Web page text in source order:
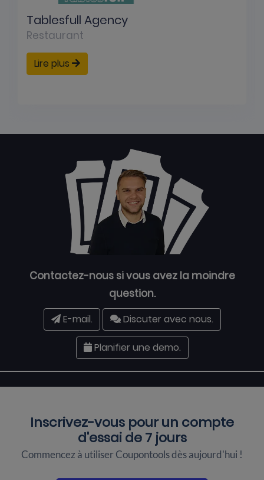
Tablesfull Agency
Restaurant
Lire plus
Contactez-nous si vous avez la moindre
question.
E-mail. Discuter avec nous.
Planifier une demo.
Inscrivez-vous pour un compte
d'essai de 7 jours
Commencez à utiliser Coupontools dès aujourd'hui !